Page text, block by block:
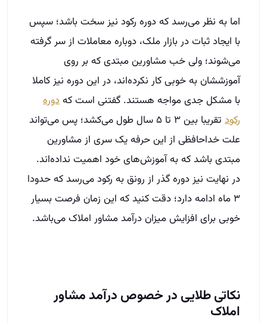
اما به نظر می‌رسد که دوره رکود نیز سخت باشد؛ سپس
با ایجاد ثبات در بازار ملک، دوباره معاملات از سر گرفته
می‌شوند؛ ولی خب مشاورین مبتدی که بر روی
آموزششان به خوبی کار نکرده‌اند، در این دوره نیز کاملا
با مشکل جدی مواجه هستند. گفتنی است کهدوره
رکود
تقریبا بین ۳ تا ۵ سال طول می‌کشد؛ پس می‌تواند
علت خدا‌حافظی از این حرفه یک سری از مشاورین
مبتدی باشد که به آموزش‌های خود اهمیت نداده‌اند.
در نهایت نیز دوره گذر از رونق به رکود می‌رسد که حدودا
۳ ماه ادامه دارد؛ دقت کنید که این زمان فرصت بسیار
خوبی برای افزایش میزان در‌آمد مشاور املاک می‌باشد.
نکاتی طلایی در خصوص در‌آمد مشاور
املاک